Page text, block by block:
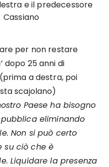
e il predecessore
Cassiano
per non restare
dopo 25 anni di
a destra, poi
scajolano)
Paese ha bisogno
eliminando
Non si può certo
su ciò che è
Liquidare la presenza